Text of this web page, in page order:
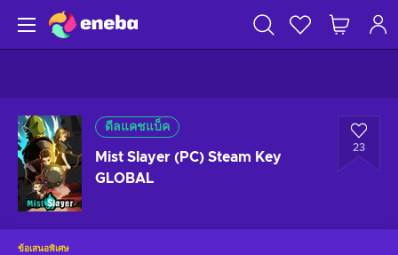
ดีลแคชแบ็ค
Mist Slayer (PC) Steam Key
GLOBAL
23
ข้อเสนอพิเศษ